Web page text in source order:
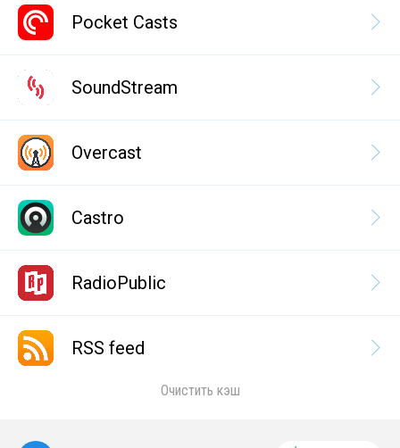
Pocket Casts
SoundStream
Overcast
Castro
RadioPublic
RSS feed
Очистить кэш